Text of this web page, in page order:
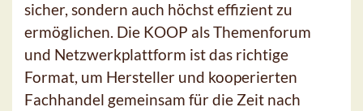
sicher, sondern auch höchst effizient zu
ermöglichen. Die KOOP als Themenforum
und Netzwerkplattform ist das richtige
Format, um Hersteller und kooperierten
Fachhandel gemeinsam für die Zeit nach